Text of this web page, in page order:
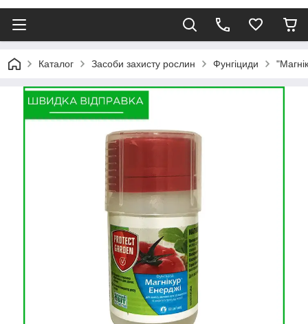
Каталог Засоби захисту рослин Фунгіциди